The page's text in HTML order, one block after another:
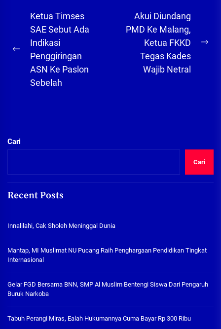
Navigasi
pos
Previous
post:
Ketua Timses
SAE Sebut Ada
Indikasi
Penggiringan
ASN Ke Paslon
Sebelah
Akui Diundang
PMD Ke Malang,
Ketua FKKD
Tegas Kades
Wajib Netral
Cari
Cari
Recent Posts
Innalilahi, Cak Sholeh Meninggal Dunia
Mantap, MI Muslimat NU Pucang Raih Penghargaan Pendidikan Tingkat
Internasional
Gelar FGD Bersama BNN, SMP Al Muslim Bentengi Siswa Dari Pengaruh
Buruk Narkoba
Tabuh Perangi Miras, Ealah Hukumannya Cuma Bayar Rp 300 Ribu